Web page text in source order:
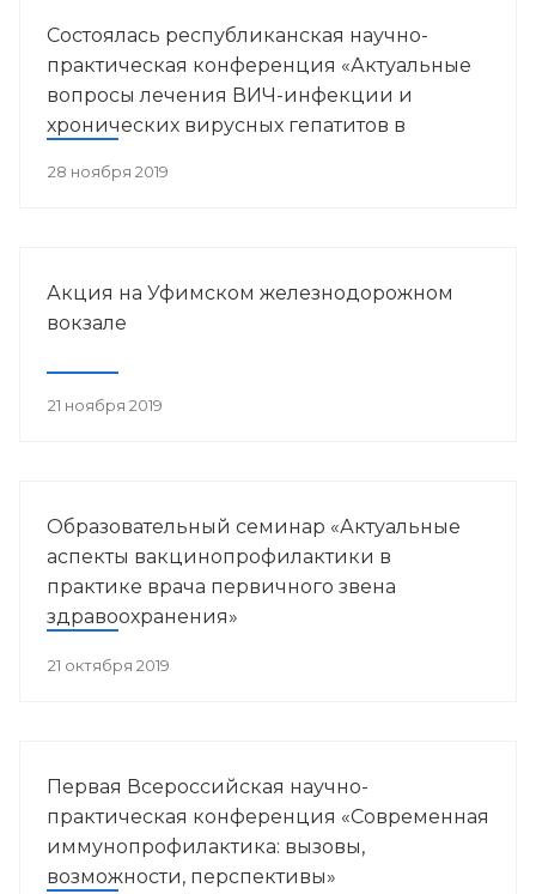
Состоялась республиканская научно-
практическая конференция «Актуальные
вопросы лечения ВИЧ-инфекции и
хронических вирусных гепатитов в
28 ноября 2019
Акция на Уфимском железнодорожном
вокзале
21 ноября 2019
Образовательный семинар «Актуальные
аспекты вакцинопрофилактики в
практике врача первичного звена
здравоохранения»
21 октября 2019
Первая Всероссийская научно-
практическая конференция «Современная
иммунопрофилактика: вызовы,
возможности, перспективы»